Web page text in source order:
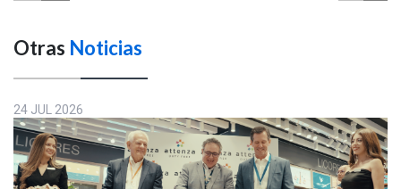
Otras Noticias
24 JUL 2026